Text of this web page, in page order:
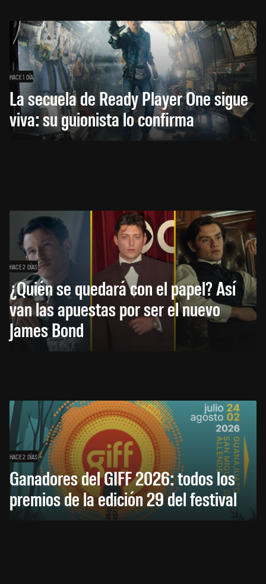
HACE 1 DÍA
La secuela de Ready Player One sigue
viva: su guionista lo confirma
HACE 2 DÍAS
¿Quién se quedará con el papel? Así
van las apuestas por ser el nuevo
James Bond
HACE 2 DÍAS
Ganadores del GIFF 2026: todos los
premios de la edición 29 del festival